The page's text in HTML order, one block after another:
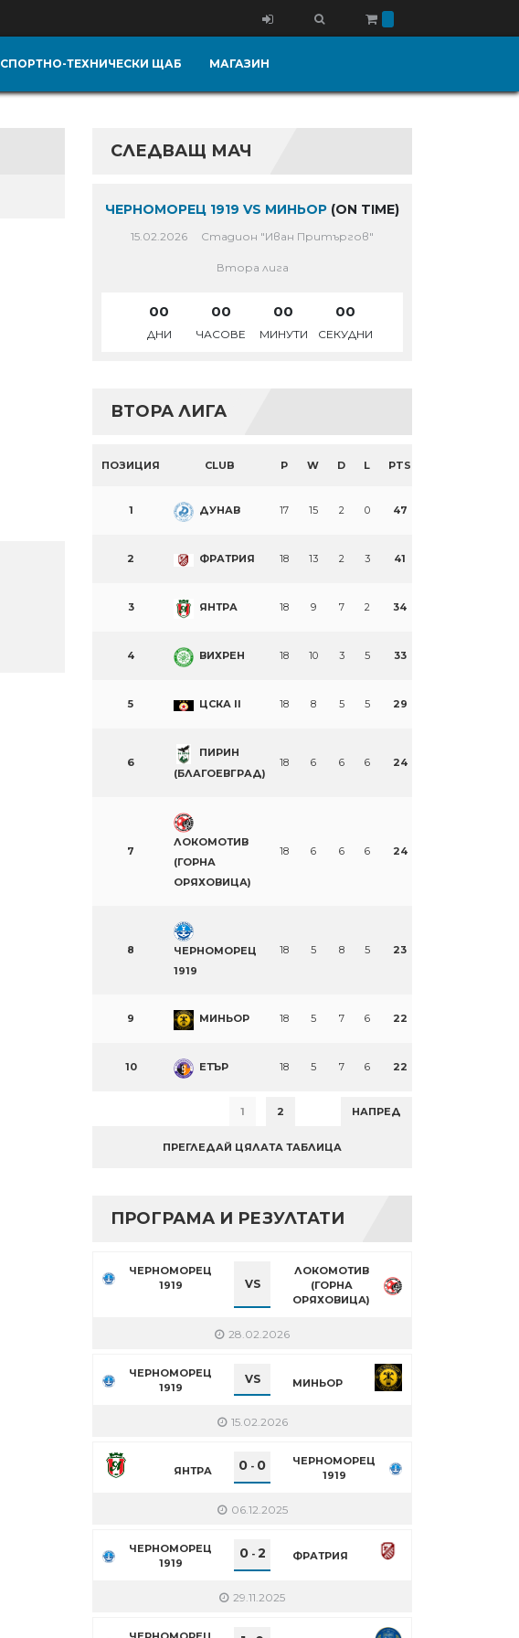
СПОРТНО-ТЕХНИЧЕСКИ ЩАБ МАГАЗИН
СЛЕДВАЩ МАЧ
ЧЕРНОМОРЕЦ 1919 VS МИНЬОР (ON TIME)
15.02.2026 Стадион "Иван Притъргов"
Втора лига
00
ДНИ
00
ЧАСОВЕ
00
МИНУТИ
00
СЕКУДНИ
ВТОРА ЛИГА
ПОЗИЦИЯ CLUB P W D L PTS
1 ДУНАВ 17 15 2 0 47
2 ФРАТРИЯ 18 13 2 3 41
3 ЯНТРА 18 9 7 2 34
4 ВИХРЕН 18 10 3 5 33
5 ЦСКА II 18 8 5 5 29
6
ПИРИН
(БЛАГОЕВГРАД)
18 6 6 6 24
7
ЛОКОМОТИВ
(ГОРНА
ОРЯХОВИЦА)
18 6 6 6 24
8
ЧЕРНОМОРЕЦ
1919
18 5 8 5 23
9 МИНЬОР 18 5 7 6 22
10 ЕТЪР 18 5 7 6 22
1 2 НАПРЕД
ПРЕГЛЕДАЙ ЦЯЛАТА ТАБЛИЦА
ПРОГРАМА И РЕЗУЛТАТИ
ЧЕРНОМОРЕЦ
1919
VS
ЛОКОМОТИВ
(ГОРНА
ОРЯХОВИЦА)
28.02.2026
ЧЕРНОМОРЕЦ
1919
VS МИНЬОР
15.02.2026
ЯНТРА 0 - 0
ЧЕРНОМОРЕЦ
1919
06.12.2025
ЧЕРНОМОРЕЦ
1919
0- 2 ФРАТРИЯ
29.11.2025